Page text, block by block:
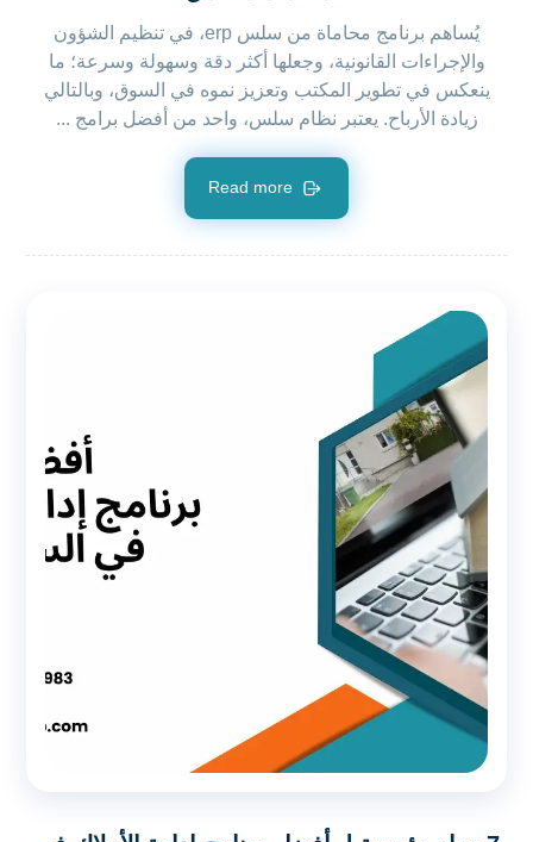
يُساهم برنامج محاماة من سلس erp، في تنظيم الشؤون
والإجراءات القانونية، وجعلها أكثر دقة وسهولة وسرعة؛ ما
ينعكس في تطوير المكتب وتعزيز نموه في السوق، وبالتالي
زيادة الأرباح. يعتبر نظام سلس، واحد من أفضل برامج ...
Read more